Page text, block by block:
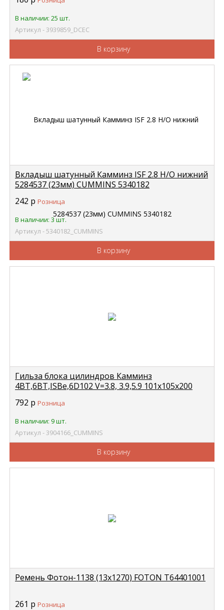
В наличии: 25 шт.
Артикул - 3939859_DCEC
В корзину
Вкладыш шатунный Камминз ISF 2.8 Н/О нижний
5284537 (23мм) CUMMINS 5340182
242 р Розница
В наличии: 3 шт.
Артикул - 5340182_CUMMINS
В корзину
Гильза блока цилиндров Камминз
4BT,6BT,ISBe,6D102 V=3.8, 3.9,5.9 101x105x200
792 р Розница
В наличии: 9 шт.
Артикул - 3904166_CUMMINS
В корзину
Ремень Фотон-1138 (13х1270) FOTON Т64401001
261 р Розница